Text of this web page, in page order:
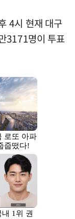
4시 현재 대구
3171명이 투표